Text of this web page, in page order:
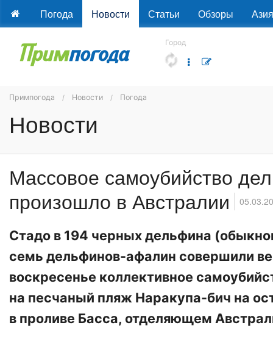
Погода Новости Статьи Обзоры Азия
Город
Примпогода Новости Погода
Новости
Массовое самоубийство
произошло в Австралии
Стадо в 194 черных дельфина
семь дельфинов-афалин совершили
воскресенье коллективное
на песчаный пляж Наракупа-бич на
в проливе Басса, отделяющем